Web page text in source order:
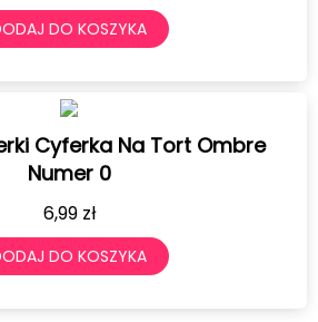
DO KOSZYKA
Cyferka Na Tort Ombre
Numer 0
6,99 zł
DO KOSZYKA